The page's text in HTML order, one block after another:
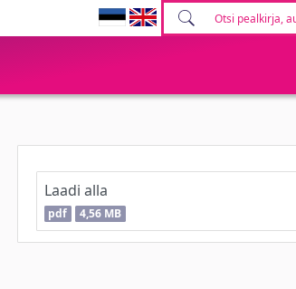
Laadi alla
pdf 4,56 MB